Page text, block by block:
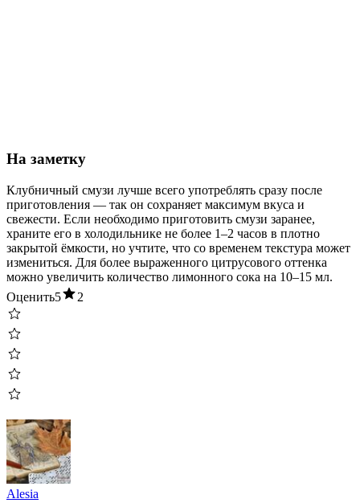
На заметку
Клубничный смузи лучше всего употреблять сразу после
приготовления — так он сохраняет максимум вкуса и
свежести. Если необходимо приготовить смузи заранее,
храните его в холодильнике не более 1–2 часов в плотно
закрытой ёмкости, но учтите, что со временем текстура может
измениться. Для более выраженного цитрусового оттенка
можно увеличить количество лимонного сока на 10–15 мл.
Оценить5 2
Alesia